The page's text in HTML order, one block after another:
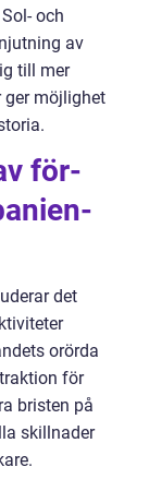
och
av
till mer
ger möjlighet
för-
det
orörda
för
bristen på
skillnader